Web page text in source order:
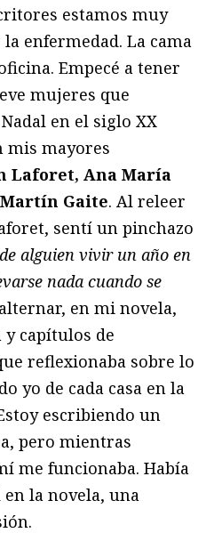
estamos muy
enfermedad. La cama
Empecé a tener
mujeres que
en el siglo XX
mis mayores
Laforet, Ana María
Gaite. Al releer
sentí un pinchazo
alguien vivir un año en
nada cuando se
en mi novela,
capítulos de
reflexionaba sobre lo
yo de cada casa en la
escribiendo un
pero mientras
me funcionaba. Había
la novela, una